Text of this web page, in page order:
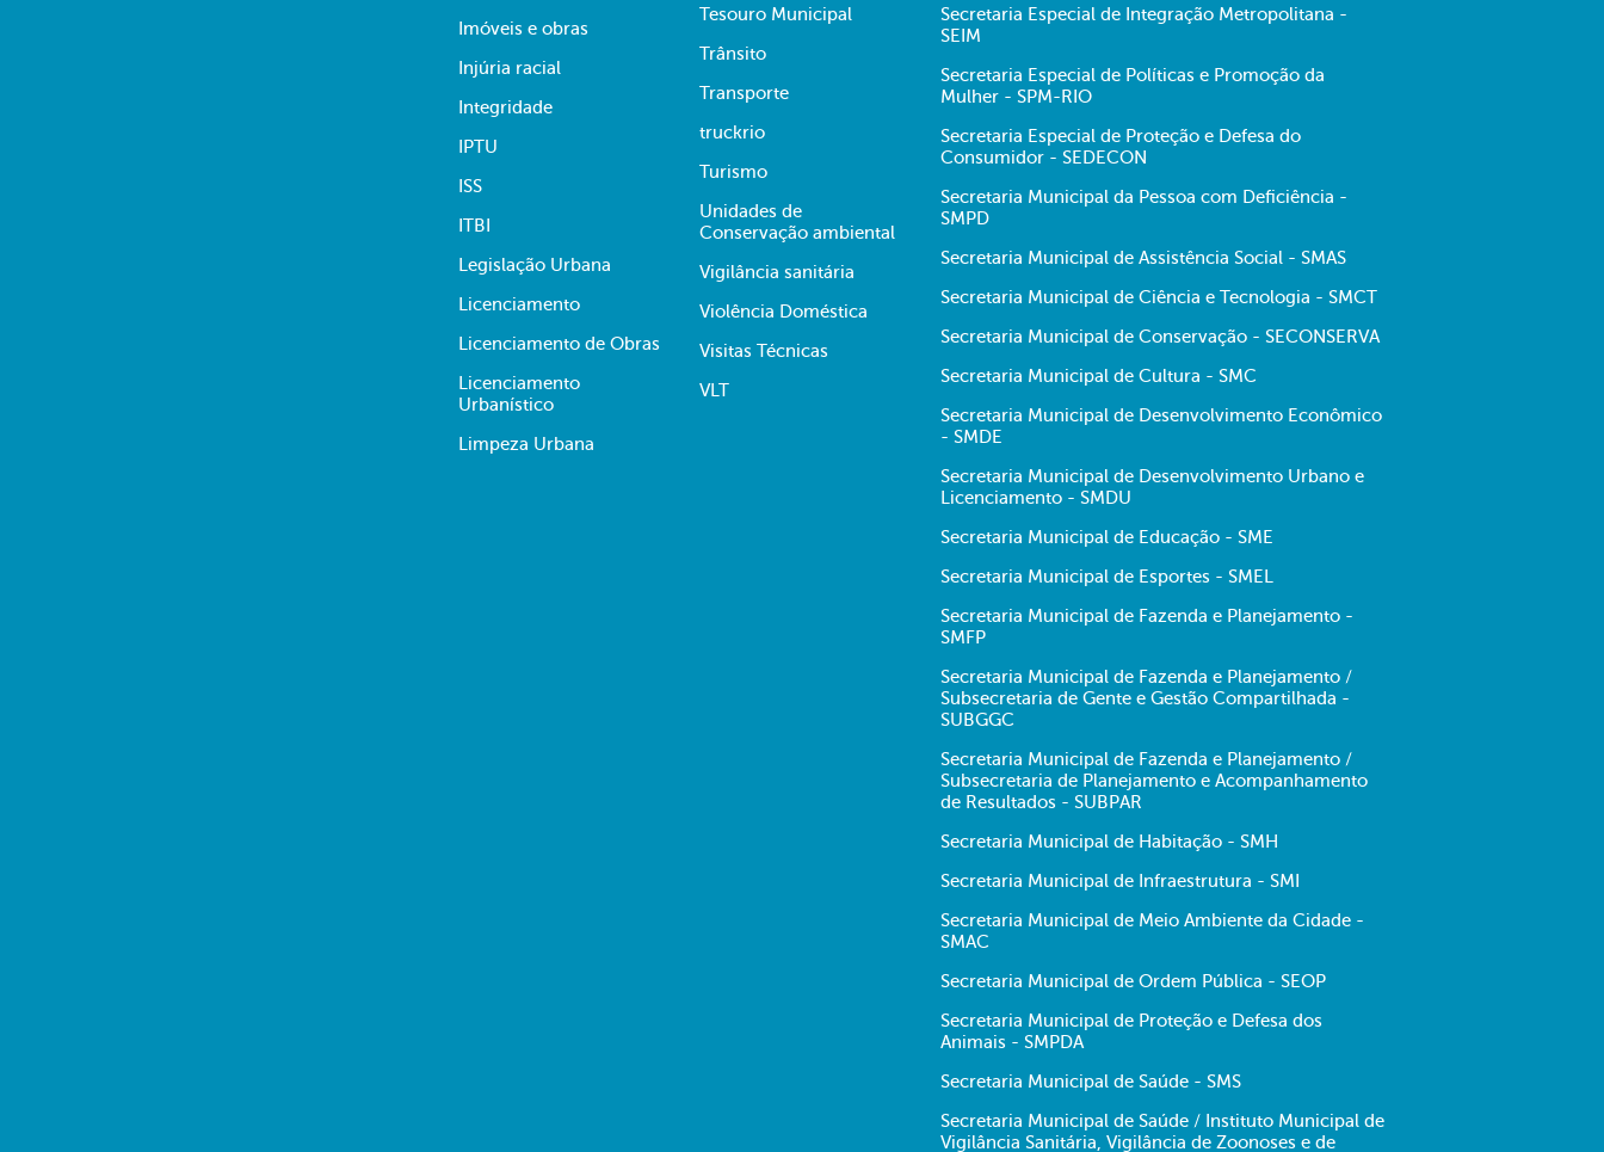
Imóveis e obras
Injúria racial
Integridade
IPTU
ISS
ITBI
Legislação Urbana
Licenciamento
Licenciamento de Obras
Licenciamento
Urbanístico
Limpeza Urbana
Tesouro Municipal
Trânsito
Transporte
truckrio
Turismo
Unidades de
Conservação ambiental
Vigilância sanitária
Violência Doméstica
Visitas Técnicas
VLT
Secretaria Especial de Integração Metropolitana -
SEIM
Secretaria Especial de Políticas e Promoção da
Mulher - SPM-RIO
Secretaria Especial de Proteção e Defesa do
Consumidor - SEDECON
Secretaria Municipal da Pessoa com Deficiência -
SMPD
Secretaria Municipal de Assistência Social - SMAS
Secretaria Municipal de Ciência e Tecnologia - SMCT
Secretaria Municipal de Conservação - SECONSERVA
Secretaria Municipal de Cultura - SMC
Secretaria Municipal de Desenvolvimento Econômico
- SMDE
Secretaria Municipal de Desenvolvimento Urbano e
Licenciamento - SMDU
Secretaria Municipal de Educação - SME
Secretaria Municipal de Esportes - SMEL
Secretaria Municipal de Fazenda e Planejamento -
SMFP
Secretaria Municipal de Fazenda e Planejamento /
Subsecretaria de Gente e Gestão Compartilhada -
SUBGGC
Secretaria Municipal de Fazenda e Planejamento /
Subsecretaria de Planejamento e Acompanhamento
de Resultados - SUBPAR
Secretaria Municipal de Habitação - SMH
Secretaria Municipal de Infraestrutura - SMI
Secretaria Municipal de Meio Ambiente da Cidade -
SMAC
Secretaria Municipal de Ordem Pública - SEOP
Secretaria Municipal de Proteção e Defesa dos
Animais - SMPDA
Secretaria Municipal de Saúde - SMS
Secretaria Municipal de Saúde / Instituto Municipal de
Vigilância Sanitária, Vigilância de Zoonoses e de